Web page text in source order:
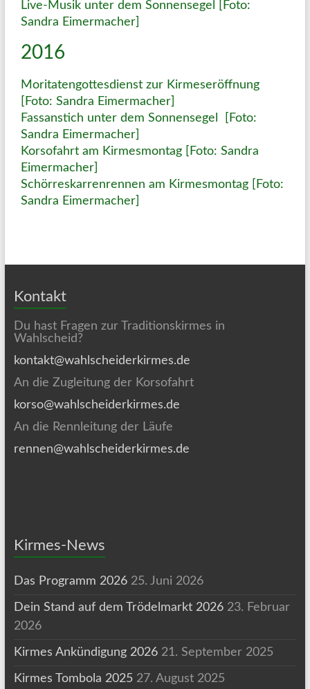
Live-Musik unter dem Sonnensegel [Foto:
Sandra Eimermacher]
2016
Moritatengottesdienst zur Kirmeseröffnung
[Foto: Sandra Eimermacher]
Fassanstich unter dem Sonnensegel [Foto:
Sandra Eimermacher]
Korsofahrt am Kirmesmontag [Foto: Sandra
Eimermacher]
Schörreskarrenrennen am Kirmesmontag [Foto:
Sandra Eimermacher]
Kontakt
Du hast Fragen zur Traditionskirmes in
Wahlscheid?
kontakt@wahlscheiderkirmes.de
An die Zugleitung der Korsofahrt
korso@wahlscheiderkirmes.de
An die Rennleitung der Läufe
rennen@wahlscheiderkirmes.de
Kirmes-News
Das Programm 2026 25. Juni 2026
Dein Stand auf dem Trödelmarkt 2026 23. Februar
2026
Kirmes Ankündigung 2026 21. September 2025
Kirmes Tombola 2025 27. August 2025